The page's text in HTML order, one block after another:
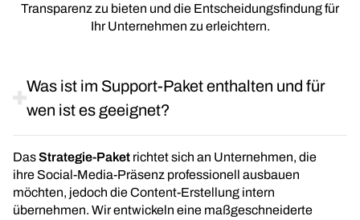
Transparenz zu bieten und die Entscheidungsfindung für
Ihr Unternehmen zu erleichtern.
Was ist im Support-Paket enthalten und für
wen ist es geeignet?
DasStrategie-Paket richtet sich an Unternehmen, die
ihre Social-Media-Präsenz professionell ausbauen
möchten, jedoch die Content-Erstellung intern
übernehmen. Wir entwickeln eine maßgeschneiderte